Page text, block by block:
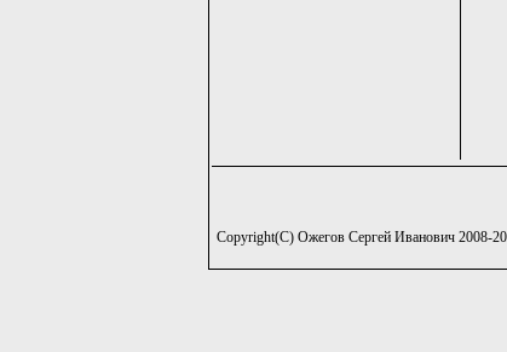
Copyright(C) Ожегов Сергей Иванович 2008-